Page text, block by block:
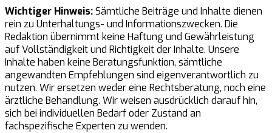
Wichtiger Hinweis:Sämtliche Beiträge und Inhalte dienen
rein zu Unterhaltungs- und Informationszwecken. Die
Redaktion übernimmt keine Haftung und Gewährleistung
auf Vollständigkeit und Richtigkeit der Inhalte. Unsere
Inhalte haben keine Beratungsfunktion, sämtliche
angewandten Empfehlungen sind eigenverantwortlich zu
nutzen. Wir ersetzen weder eine Rechtsberatung, noch eine
ärztliche Behandlung. Wir weisen ausdrücklich darauf hin,
sich bei individuellen Bedarf oder Zustand an
fachspezifische Experten zu wenden.